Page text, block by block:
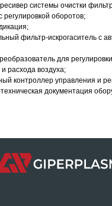
системы очистки
регулировкой оборотов;
фильтр-искрогаситель с
для
расхода воздуха;
контроллер управления и
документация
и ООО «Центр Сварки» | 2024